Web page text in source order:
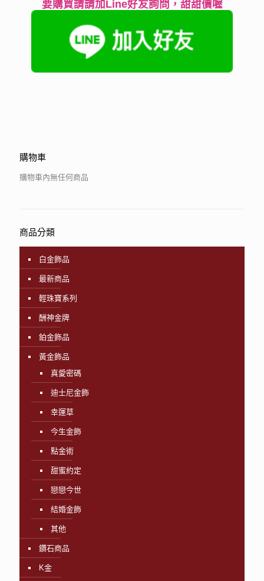
要購買請請加Line好友詢問，甜甜價喔
購物車
購物車內無任何商品
商品分類
白金飾品
最新商品
輕珠寶系列
酬神金牌
鉑金飾品
黃金飾品
真愛密碼
迪士尼金飾
幸運草
今生金飾
點金術
甜蜜約定
戀戀今世
結婚金飾
其他
鑽石商品
K金